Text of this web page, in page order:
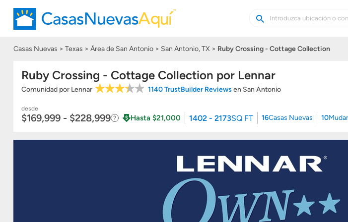
Buscar
casas
Buscar
Casas Nuevas Texas Área de San Antonio San Antonio, TX Ruby Crossing - Cottage Collection
Ruby Crossing - Cottage Collection por Lennar
Comunidad por Lennar 1140 TrustBuilder Reviews en San Antonio
desde
$169,999 - $228,999 Hasta $21,000 1402 - 2173SQ FT 16Casas Nuevas 10